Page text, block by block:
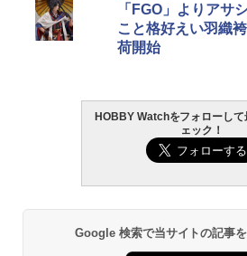
「FGO」よりアサ
こと格好えい羽織
荷開始
HOBBY Watchをフォローして
ェック！
Google 検索で当サイトの記事